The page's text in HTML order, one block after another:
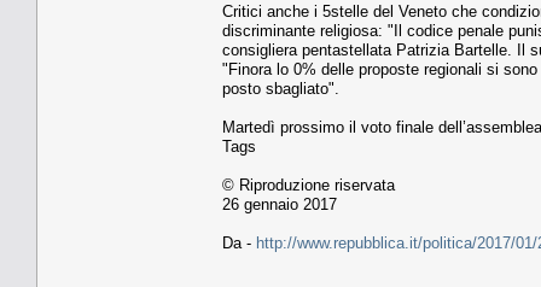
Critici anche i 5stelle del Veneto che
discriminante religiosa: "Il codice penale
consigliera pentastellata Patrizia Bartelle. Il
"Finora lo 0% delle proposte regionali si
posto sbagliato".
Martedì prossimo il voto finale
Tags
© Riproduzione riservata
26 gennaio 2017
Da - http://www.repubblica.it/politica/2017/